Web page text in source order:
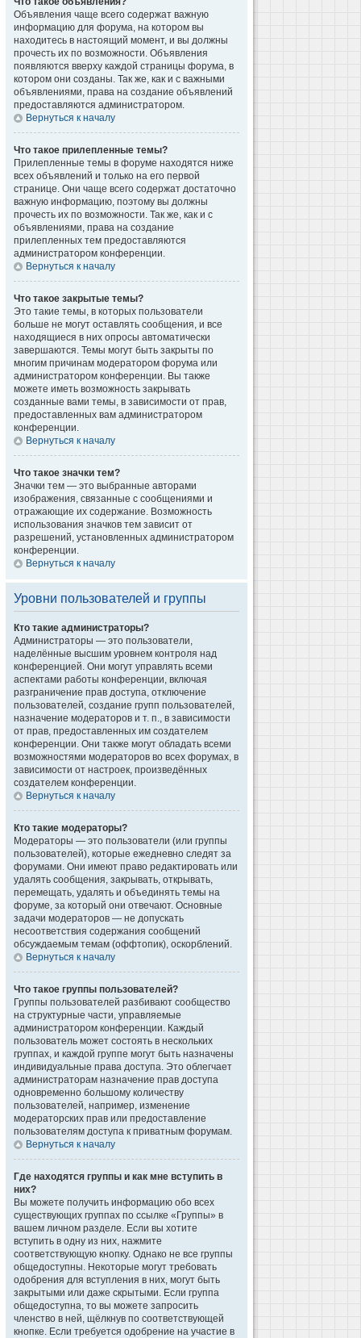
Объявления чаще всего содержат важную
информацию для форума, на котором вы
находитесь в настоящий момент, и вы должны
прочесть их по возможности. Объявления
появляются вверху каждой страницы форума, в
котором они созданы. Так же, как и с важными
объявлениями, права на создание объявлений
предоставляются администратором.
Вернуться к началу
Что такое прилепленные темы?
Прилепленные темы в форуме находятся ниже
всех объявлений и только на его первой
странице. Они чаще всего содержат достаточно
важную информацию, поэтому вы должны
прочесть их по возможности. Так же, как и с
объявлениями, права на создание
прилепленных тем предоставляются
администратором конференции.
Вернуться к началу
Что такое закрытые темы?
Это такие темы, в которых пользователи
больше не могут оставлять сообщения, и все
находящиеся в них опросы автоматически
завершаются. Темы могут быть закрыты по
многим причинам модератором форума или
администратором конференции. Вы также
можете иметь возможность закрывать
созданные вами темы, в зависимости от прав,
предоставленных вам администратором
конференции.
Вернуться к началу
Что такое значки тем?
Значки тем — это выбранные авторами
изображения, связанные с сообщениями и
отражающие их содержание. Возможность
использования значков тем зависит от
разрешений, установленных администратором
конференции.
Вернуться к началу
Уровни пользователей и группы
Кто такие администраторы?
Администраторы — это пользователи,
наделённые высшим уровнем контроля над
конференцией. Они могут управлять всеми
аспектами работы конференции, включая
разграничение прав доступа, отключение
пользователей, создание групп пользователей,
назначение модераторов и т. п., в зависимости
от прав, предоставленных им создателем
конференции. Они также могут обладать всеми
возможностями модераторов во всех форумах, в
зависимости от настроек, произведённых
создателем конференции.
Вернуться к началу
Кто такие модераторы?
Модераторы — это пользователи (или группы
пользователей), которые ежедневно следят за
форумами. Они имеют право редактировать или
удалять сообщения, закрывать, открывать,
перемещать, удалять и объединять темы на
форуме, за который они отвечают. Основные
задачи модераторов — не допускать
несоответствия содержания сообщений
обсуждаемым темам (оффтопик), оскорблений.
Вернуться к началу
Что такое группы пользователей?
Группы пользователей разбивают сообщество
на структурные части, управляемые
администратором конференции. Каждый
пользователь может состоять в нескольких
группах, и каждой группе могут быть назначены
индивидуальные права доступа. Это облегчает
администраторам назначение прав доступа
одновременно большому количеству
пользователей, например, изменение
модераторских прав или предоставление
пользователям доступа к приватным форумам.
Вернуться к началу
Где находятся группы и как мне вступить в
них?
Вы можете получить информацию обо всех
существующих группах по ссылке «Группы» в
вашем личном разделе. Если вы хотите
вступить в одну из них, нажмите
соответствующую кнопку. Однако не все группы
общедоступны. Некоторые могут требовать
одобрения для вступления в них, могут быть
закрытыми или даже скрытыми. Если группа
общедоступна, то вы можете запросить
членство в ней, щёлкнув по соответствующей
кнопке. Если требуется одобрение на участие в